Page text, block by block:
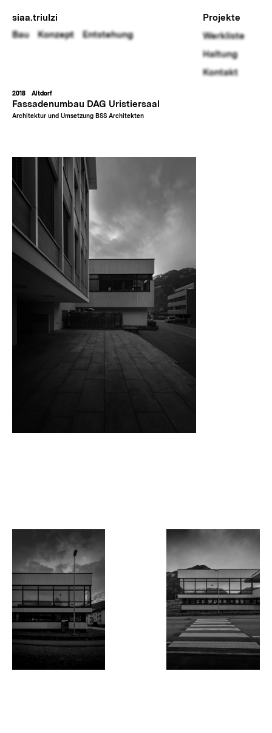
siaa.triulzi
Bau
Konzept Entstehung
Projekte
Werkliste
Haltung
Kontakt
2018 Altdorf
Fassadenumbau DAG Uristiersaal
Architektur und Umsetzung BSS Architekten